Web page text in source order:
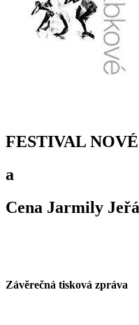
FESTIVAL
a
Cena Jarmily
Závěrečná tisková zpráva